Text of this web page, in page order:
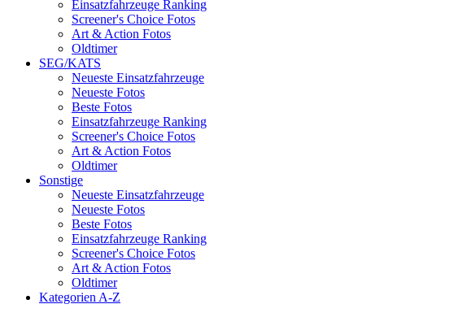
Einsatzfahrzeuge Ranking
Screener's Choice Fotos
Art & Action Fotos
Oldtimer
SEG/KATS
Neueste Einsatzfahrzeuge
Neueste Fotos
Beste Fotos
Einsatzfahrzeuge Ranking
Screener's Choice Fotos
Art & Action Fotos
Oldtimer
Sonstige
Neueste Einsatzfahrzeuge
Neueste Fotos
Beste Fotos
Einsatzfahrzeuge Ranking
Screener's Choice Fotos
Art & Action Fotos
Oldtimer
Kategorien A-Z